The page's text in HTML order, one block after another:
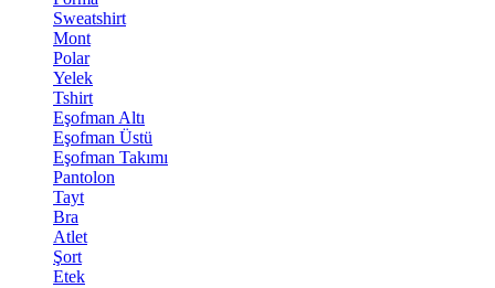
Sweatshirt
Mont
Polar
Yelek
Tshirt
Eşofman Altı
Eşofman Üstü
Eşofman Takımı
Pantolon
Tayt
Bra
Atlet
Şort
Etek